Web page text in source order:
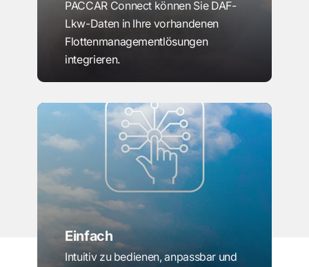
PACCAR Connect können Sie DAF-
Lkw-Daten in Ihre vorhandenen
Flottenmanagementlösungen
integrieren.
Einfach
Intuitiv zu bedienen, anpassbar und